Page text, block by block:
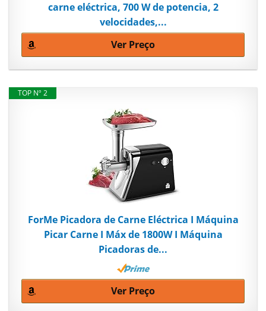
carne eléctrica, 700 W de potencia, 2
velocidades,...
Ver Preço
TOP Nº 2
ForMe Picadora de Carne Eléctrica I Máquina
Picar Carne I Máx de 1800W I Máquina
Picadoras de...
Ver Preço